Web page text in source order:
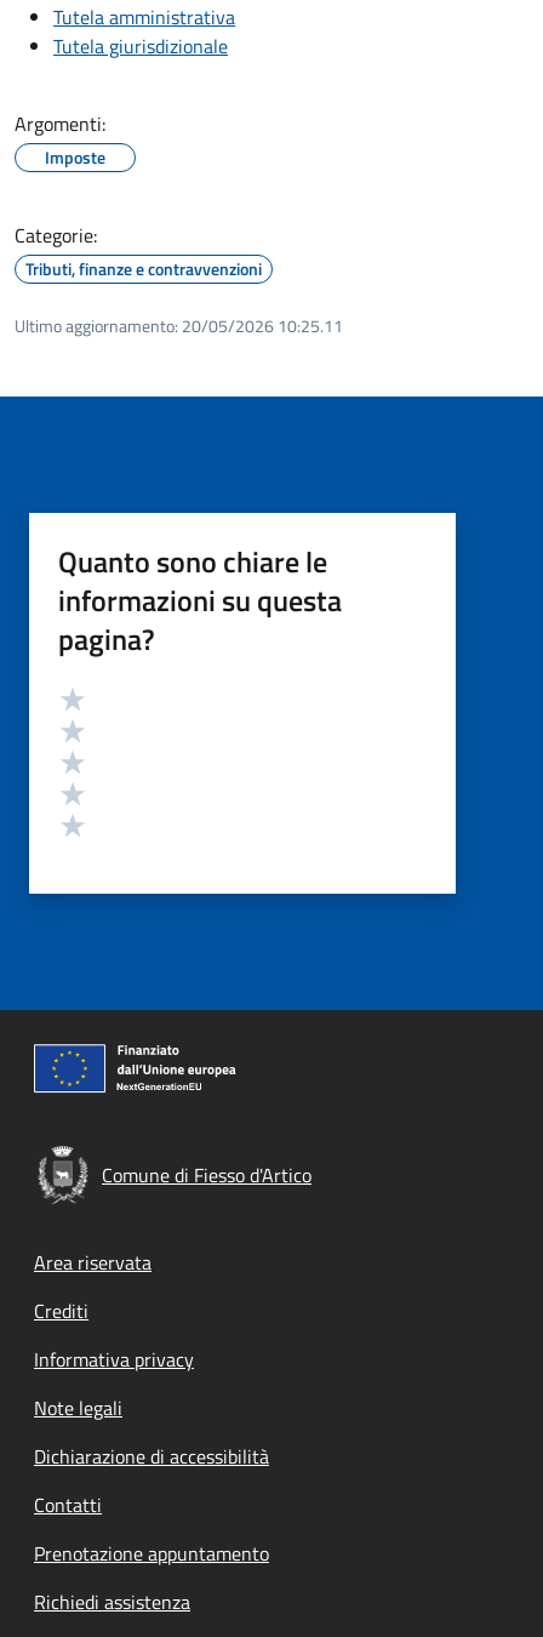
Tutela amministrativa
Tutela giurisdizionale
Argomenti:
Imposte
Categorie:
Tributi, finanze e contravvenzioni
Ultimo aggiornamento: 20/05/2026 10:25.11
Quanto sono chiare le
informazioni su questa
pagina?
Valutazione
Comune di Fiesso d'Artico
Footer menu
Area riservata
Crediti
Informativa privacy
Note legali
Dichiarazione di accessibilità
Contatti
Prenotazione appuntamento
Richiedi assistenza